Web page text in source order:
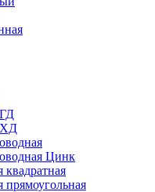
ХД
Цинк
квадратная
прямоугольная